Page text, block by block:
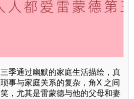
季通过幽默的家庭生活描绘，真
事与家庭关系的复杂，角X 之间
，尤其是雷蒙德与他的父母和妻